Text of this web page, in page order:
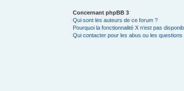
Concernant phpBB 3
Qui sont les auteurs de ce forum ?
Pourquoi la fonctionnalité X n’est pas
Qui contacter pour les abus ou les